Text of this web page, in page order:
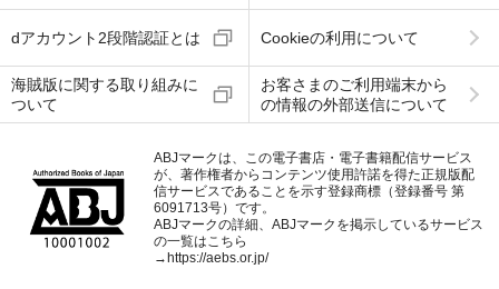
dアカウント2段階認証とは Cookieの利用について
海賊版に関する取り組みに
ついて
お客さまのご利用端末から
の情報の外部送信について
ABJマークは、この電子書店・電子書籍配信サービス
が、著作権者からコンテンツ使用許諾を得た正規版配
信サービスであることを示す登録商標（登録番号 第
6091713号）です。
ABJマークの詳細、ABJマークを掲示しているサービス
の一覧はこちら
→ https://aebs.or.jp/